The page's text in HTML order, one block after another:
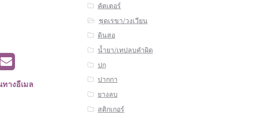
างอีเมล
คัตเตอร์
ชุดเรขา/วงเวียน
ดินสอ
น้ำยา/เทปลบคำผิด
ปก
ปากกา
ยางลบ
สติกเกอร์